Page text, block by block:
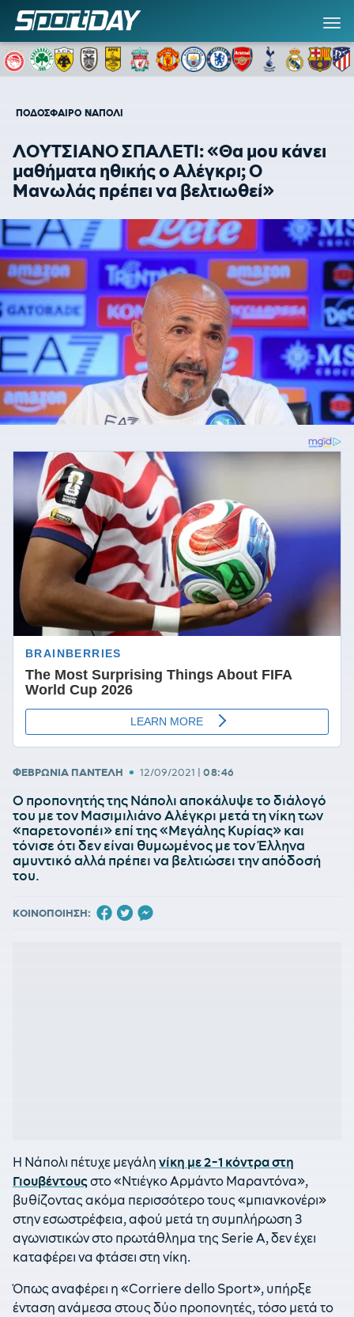
ΠΟΔΟΣΦΑΙΡΟ ΝΑΠΟΛΙ
ΛΟΥΤΣΙΑΝΟ ΣΠΑΛΕΤΙ: «Θα μου κάνει
μαθήματα ηθικής ο Αλέγκρι; Ο
Μανωλάς πρέπει να βελτιωθεί»
ΦΕΒΡΩΝΙΑ ΠΑΝΤΕΛΗ • 12/09/2021 | 08:46
Ο προπονητής της Νάπολι αποκάλυψε το διάλογό
του με τον Μασιμιλιάνο Αλέγκρι μετά τη νίκη των
«παρετονοπέι» επί της «Μεγάλης Κυρίας» και
τόνισε ότι δεν είναι θυμωμένος με τον Έλληνα
αμυντικό αλλά πρέπει να βελτιώσει την απόδοσή
του.
ΚΟΙΝΟΠΟΙΗΣΗ:
Η Νάπολι πέτυχε μεγάλη νίκη με 2-1 κόντρα στη
Γιουβέντουςστο «Ντιέγκο Αρμάντο Μαραντόνα»,
βυθίζοντας ακόμα περισσότερο τους «μπιανκονέρι»
στην εσωστρέφεια, αφού μετά τη συμπλήρωση 3
αγωνιστικών στο πρωτάθλημα της Serie A, δεν έχει
καταφέρει να φτάσει στη νίκη.
Όπως αναφέρει η «Corriere dello Sport», υπήρξε
ένταση ανάμεσα στους δύο προπονητές, τόσο μετά το